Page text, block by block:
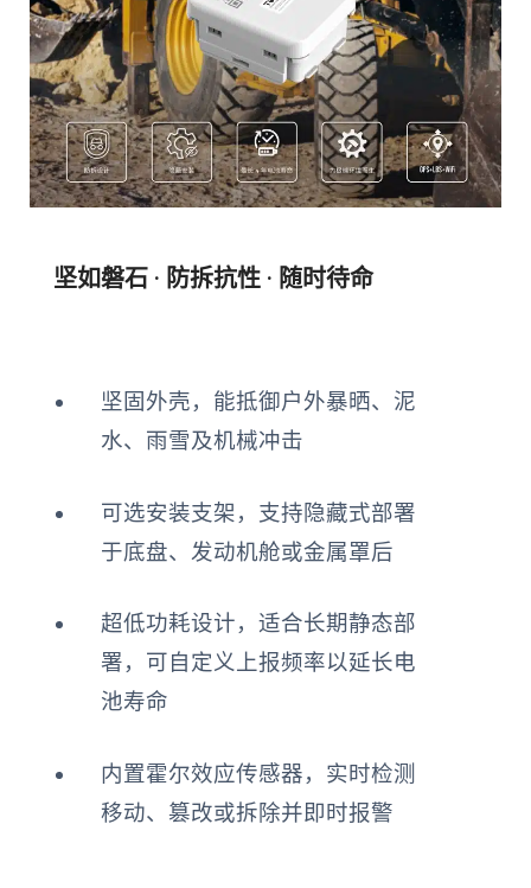
坚如磐石 · 防拆抗性 · 随时待命
坚固外壳，能抵御户外暴晒、泥
水、雨雪及机械冲击
可选安装支架，支持隐藏式部署
于底盘、发动机舱或金属罩后
超低功耗设计，适合长期静态部
署，可自定义上报频率以延长电
池寿命
内置霍尔效应传感器，实时检测
移动、篡改或拆除并即时报警